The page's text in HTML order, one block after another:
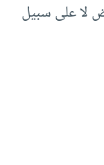
لا على سبيل